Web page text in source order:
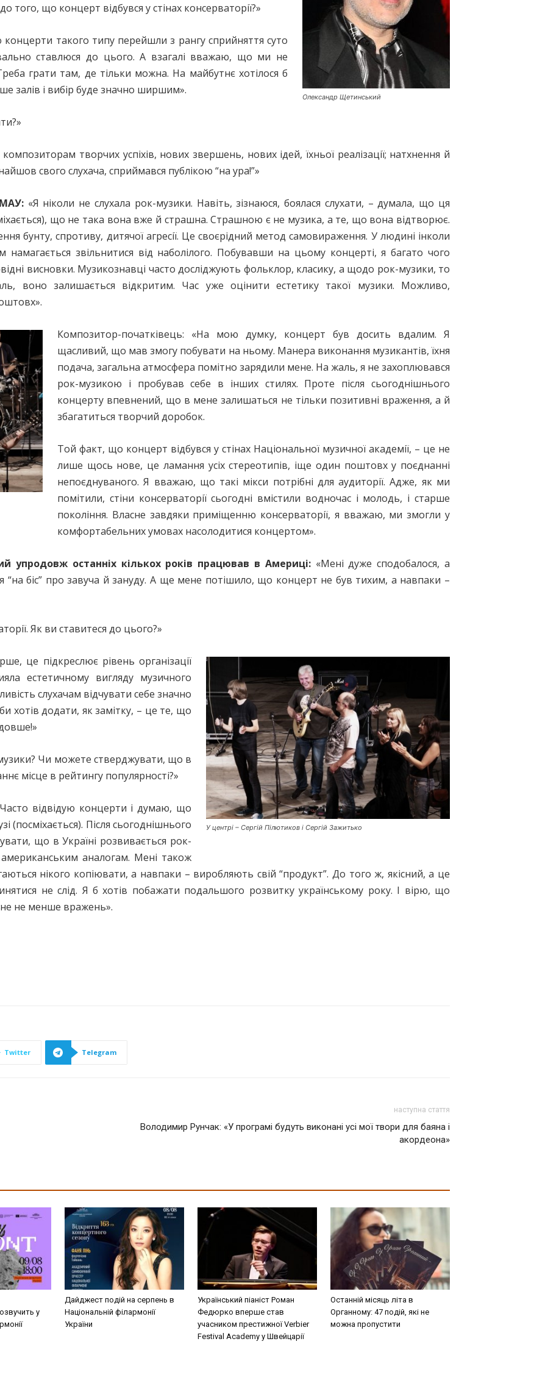
Олександр Щетинський
того, що концерт відбувся у стінах консерваторії?»
такого типу перейшли з рангу сприйняття суто
ставлюся до цього. А взагалі вважаю, що ми не
грати там, де тільки можна. На майбутнє хотілося б
залів і вибір буде значно ширшим».
творчих успіхів, нових звершень, нових ідей, їхньої реалізації; натхнення й
свого слухача, сприймався публікою “на ура!”»
«Я ніколи не слухала рок-музики. Навіть, зізнаюся, боялася слухати, – думала, що ця
що не така вона вже й страшна. Страшною є не музика, а те, що вона відтворює.
бунту, спротиву, дитячої агресії. Це своєрідний метод самовираження. У людині інколи
намагається звільнитися від наболілого. Побувавши на цьому концерті, я багато чого
висновки. Музикознавці часто досліджують фольклор, класику, а щодо рок-музики, то
воно залишається відкритим. Час уже оцінити естетику такої музики. Можливо,
Композитор-початківець: «На мою думку, концерт був досить вдалим. Я
щасливий, що мав змогу побувати на ньому. Манера виконання музикантів, їхня
подача, загальна атмосфера помітно зарядили мене. На жаль, я не захоплювався
рок-музикою і пробував себе в інших стилях. Проте після сьогоднішнього
концерту впевнений, що в мене залишаться не тільки позитивні враження, а й
збагатиться творчий доробок.
Той факт, що концерт відбувся у стінах Національної музичної академії, – це не
лише щось нове, це ламання усіх стереотипів, іще один поштовх у поєднанні
непоєднуваного. Я вважаю, що такі мікси потрібні для аудиторії. Адже, як ми
помітили, стіни консерваторії сьогодні вмістили водночас і молодь, і старше
покоління. Власне завдяки приміщенню консерваторії, я вважаю, ми змогли у
комфортабельних умовах насолодитися концертом».
упродовж останніх кількох років працював в Америці:«Мені дуже сподобалося, а
“на біс” про завуча й зануду. А ще мене потішило, що концерт не був тихим, а навпаки –
Як ви ставитеся до цього?»
У центрі – Сергій Пілютиков і Сергій Зажитько
це підкреслює рівень організації
естетичному вигляду музичного
слухачам відчувати себе значно
хотів додати, як замітку, – це те, що
Чи можете стверджувати, що в
місце в рейтингу популярності?»
відвідую концерти і думаю, що
(посміхається). Після сьогоднішнього
що в Україні розвивається рок-
аналогам. Мені також
нікого копіювати, а навпаки – виробляють свій “продукт”. До того ж, якісний, а це
не слід. Я б хотів побажати подальшого розвитку українському року. І вірю, що
не меншe вражень».
Twitter Telegram
наступна стаття
Володимир Рунчак: «У програмі будуть виконані усі мої твори для баяна і
акордеона»
у
Дайджест подій на серпень в
Національній філармонії
України
Український піаніст Роман
Федюрко вперше став
учасником престижної Verbier
Festival Academy у Швейцарії
Останній місяць літа в
Органному: 47 подій, які не
можна пропустити